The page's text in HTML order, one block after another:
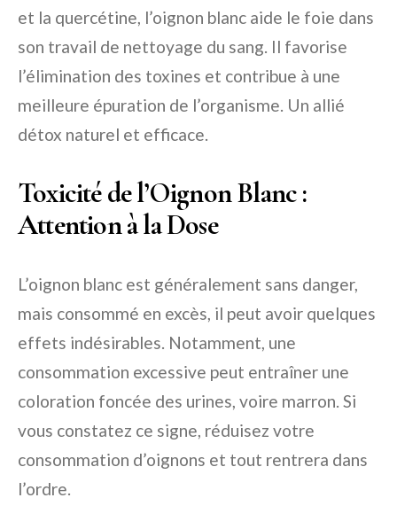
et la quercétine, l’oignon blanc aide le foie dans
son travail de nettoyage du sang. Il favorise
l’élimination des toxines et contribue à une
meilleure épuration de l’organisme. Un allié
détox naturel et efficace.
Toxicité de l’Oignon Blanc :
Attention à la Dose
L’oignon blanc est généralement sans danger,
mais consommé en excès, il peut avoir quelques
effets indésirables. Notamment, une
consommation excessive peut entraîner une
coloration foncée des urines, voire marron. Si
vous constatez ce signe, réduisez votre
consommation d’oignons et tout rentrera dans
l’ordre.